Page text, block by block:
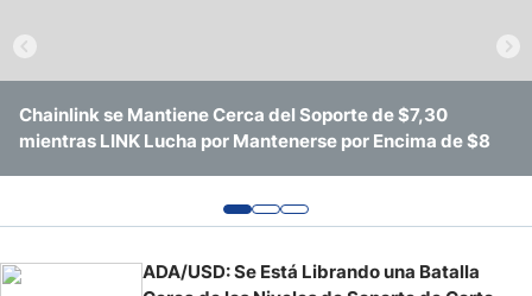
Precio del Petróleo
Pronóstico Semanal Forex
Chainlink se Mantiene Cerca del Soporte de $7,30
mientras LINK Lucha por Mantenerse por Encima de $8
Dogecoin Disfruta de una Acumulación Sigilosa Mientras
Bitcoin oscila en $76.000
El MACD y el RSI de Solana apuntan a un Fuerte
Movimiento en el Precio
ADA/USD: Se Está Librando una Batalla